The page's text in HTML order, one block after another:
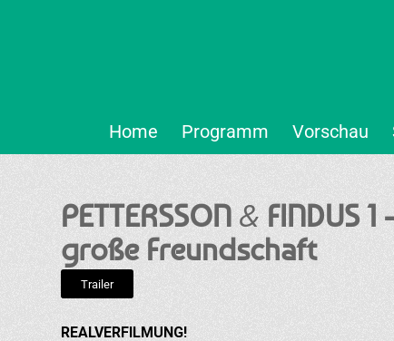
Home Programm Vorschau
PETTERSSON & FINDUS
große Freundschaft
Trailer
REALVERFILMUNG!